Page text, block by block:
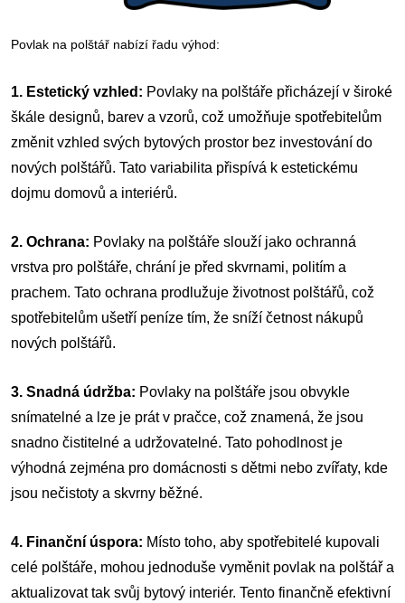
Povlak na polštář nabízí řadu výhod:
1. Estetický vzhled: Povlaky na polštáře přicházejí v široké
škále designů, barev a vzorů, což umožňuje spotřebitelům
změnit vzhled svých bytových prostor bez investování do
nových polštářů. Tato variabilita přispívá k estetickému
dojmu domovů a interiérů.
2. Ochrana: Povlaky na polštáře slouží jako ochranná
vrstva pro polštáře, chrání je před skvrnami, politím a
prachem. Tato ochrana prodlužuje životnost polštářů, což
spotřebitelům ušetří peníze tím, že sníží četnost nákupů
nových polštářů.
3. Snadná údržba: Povlaky na polštáře jsou obvykle
snímatelné a lze je prát v pračce, což znamená, že jsou
snadno čistitelné a udržovatelné. Tato pohodlnost je
výhodná zejména pro domácnosti s dětmi nebo zvířaty, kde
jsou nečistoty a skvrny běžné.
4. Finanční úspora: Místo toho, aby spotřebitelé kupovali
celé polštáře, mohou jednoduše vyměnit povlak na polštář a
aktualizovat tak svůj bytový interiér. Tento finančně efektivní